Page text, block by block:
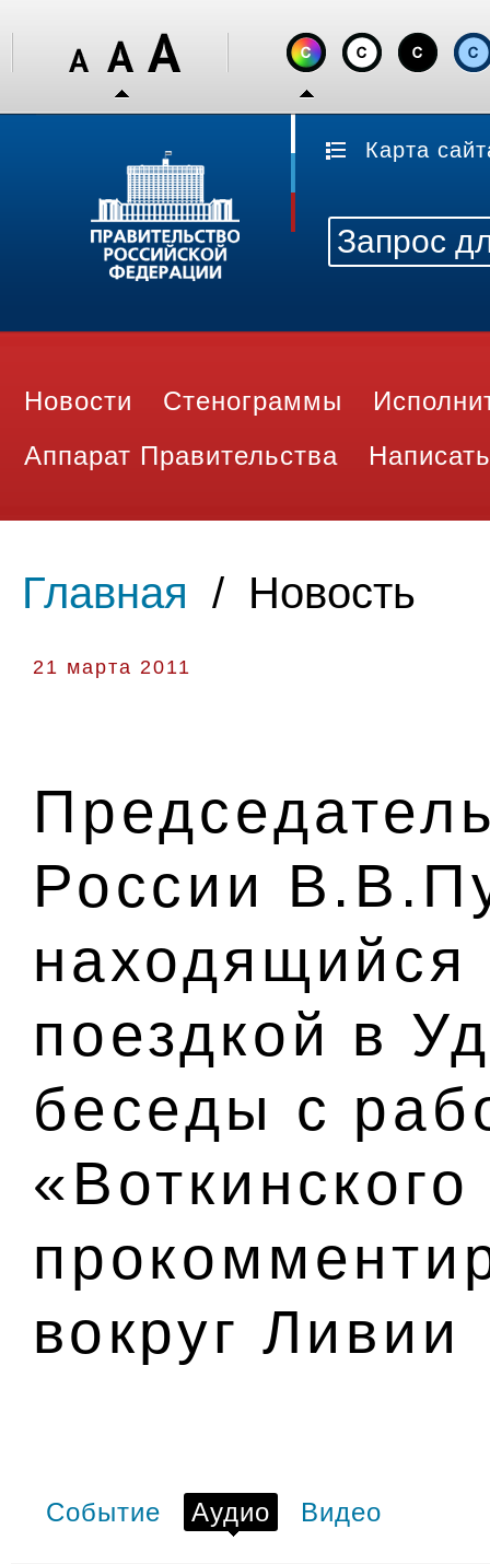
Карта
Новости Стенограммы
Аппарат Правительства
Главная / Новость
21 марта 2011
России
находящийся
поездкой в
беседы с
вокруг Ливии
Событие Аудио Видео